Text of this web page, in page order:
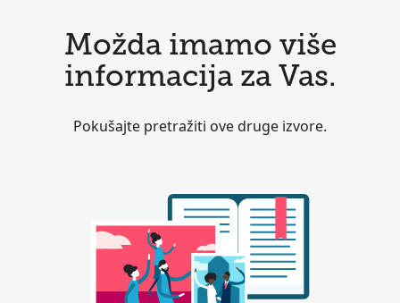
Možda imamo više
informacija za Vas.
Pokušajte pretražiti ove druge izvore.